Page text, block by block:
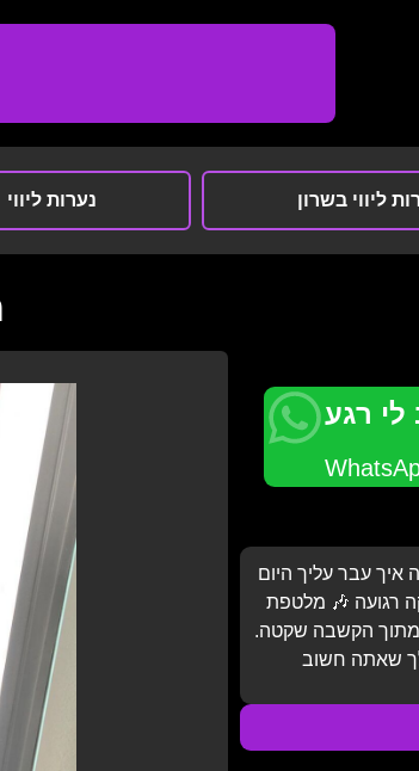
נערות ליווי ליווי בשרון
לי רגע
איך עבר עליך היום
רגועה 🎶 מלטפת
מתוך הקשבה שקטה.